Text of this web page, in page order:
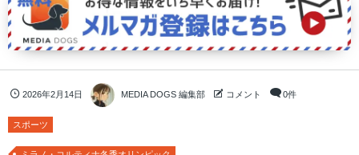
2026年2月14日 MEDIA DOGS 編集部 コメント 0件
スポーツ